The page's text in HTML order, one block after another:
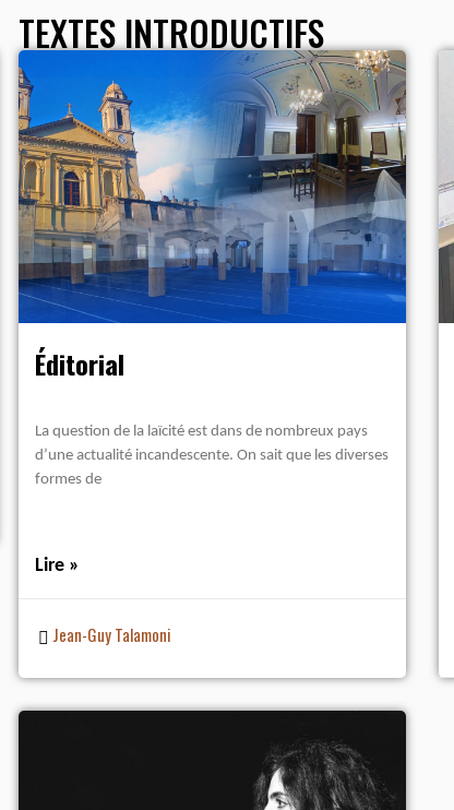
TEXTES INTRODUCTIFS
Éditorial
La question de la laïcité est dans de nombreux pays
d’une actualité incandescente. On sait que les diverses
formes de
Lire »
Jean-Guy Talamoni